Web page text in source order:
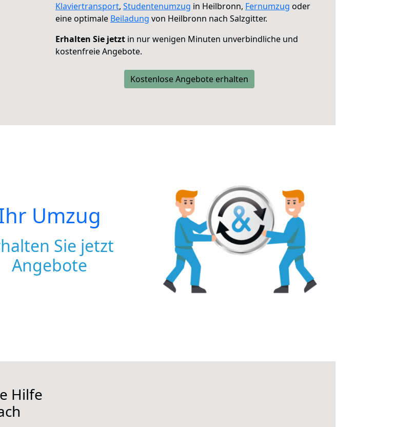
Klaviertransport, Studentenumzug in Heilbronn, Fernumzug oder
eine optimale Beiladung von Heilbronn nach Salzgitter.
Erhalten Sie jetzt in nur wenigen Minuten unverbindliche und
kostenfreie Angebote.
Kostenlose Angebote erhalten
Umzug
Sie jetzt
Angebote
Hilfe